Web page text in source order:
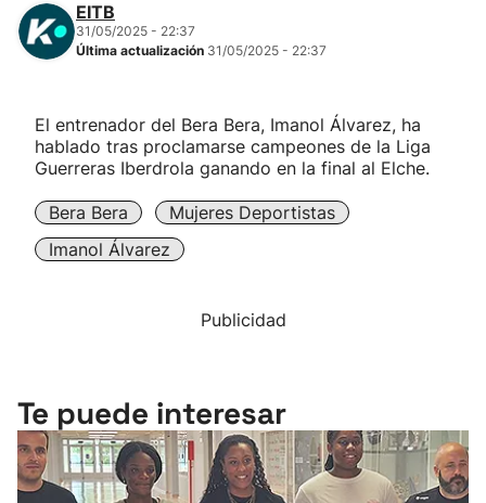
Carreras de montaña
"Helmuga"
EITB
31/05/2025 - 22:37
Última actualización 31/05/2025 - 22:37
El entrenador del Bera Bera, Imanol Álvarez, ha
hablado tras proclamarse campeones de la Liga
Guerreras Iberdrola ganando en la final al Elche.
Bera Bera
Mujeres Deportistas
Imanol Álvarez
Publicidad
Te puede interesar